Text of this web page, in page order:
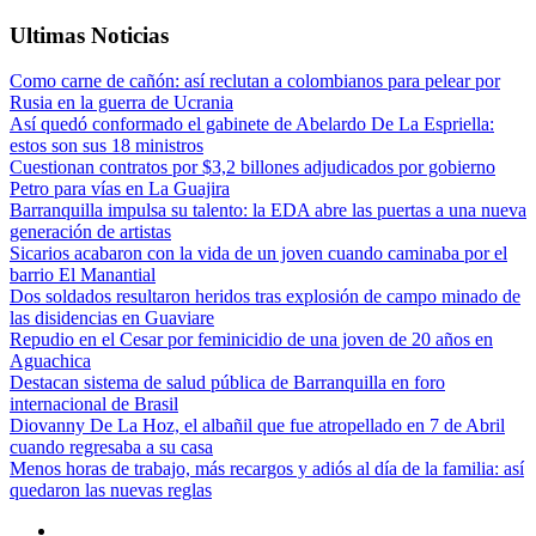
Ultimas Noticias
Como carne de cañón: así reclutan a colombianos para pelear por
Rusia en la guerra de Ucrania
Así quedó conformado el gabinete de Abelardo De La Espriella:
estos son sus 18 ministros
Cuestionan contratos por $3,2 billones adjudicados por gobierno
Petro para vías en La Guajira
Barranquilla impulsa su talento: la EDA abre las puertas a una nueva
generación de artistas
Sicarios acabaron con la vida de un joven cuando caminaba por el
barrio El Manantial
Dos soldados resultaron heridos tras explosión de campo minado de
las disidencias en Guaviare
Repudio en el Cesar por feminicidio de una joven de 20 años en
Aguachica
Destacan sistema de salud pública de Barranquilla en foro
internacional de Brasil
Diovanny De La Hoz, el albañil que fue atropellado en 7 de Abril
cuando regresaba a su casa
Menos horas de trabajo, más recargos y adiós al día de la familia: así
quedaron las nuevas reglas